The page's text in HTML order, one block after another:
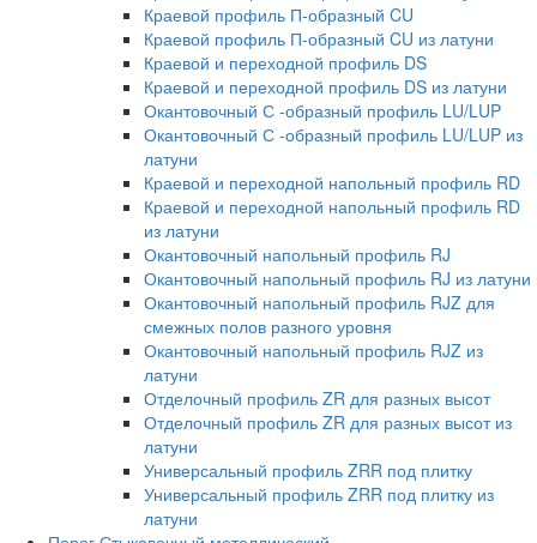
Краевой профиль П-образный CU
Краевой профиль П-образный CU из латуни
Краевой и переходной профиль DS
Краевой и переходной профиль DS из латуни
Окантовочный С -образный профиль LU/LUP
Окантовочный С -образный профиль LU/LUP из
латуни
Краевой и переходной напольный профиль RD
Краевой и переходной напольный профиль RD
из латуни
Окантовочный напольный профиль RJ
Окантовочный напольный профиль RJ из латуни
Окантовочный напольный профиль RJZ для
смежных полов разного уровня
Окантовочный напольный профиль RJZ из
латуни
Отделочный профиль ZR для разных высот
Отделочный профиль ZR для разных высот из
латуни
Универсальный профиль ZRR под плитку
Универсальный профиль ZRR под плитку из
латуни